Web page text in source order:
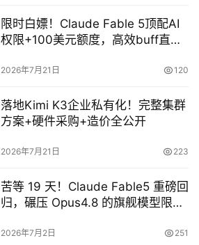
注册
限时白嫖！Claude Fable 5顶配AI
权限+100美元额度，高效buff直接
2026年7月21日 120
落地Kimi K3企业私有化！完整集群
方案+硬件采购+造价全公开
2026年7月21日 223
苦等 19 天！Claude Fable5 重磅回
归，碾压 Opus4.8 的旗舰模型限时
2026年7月2日 251